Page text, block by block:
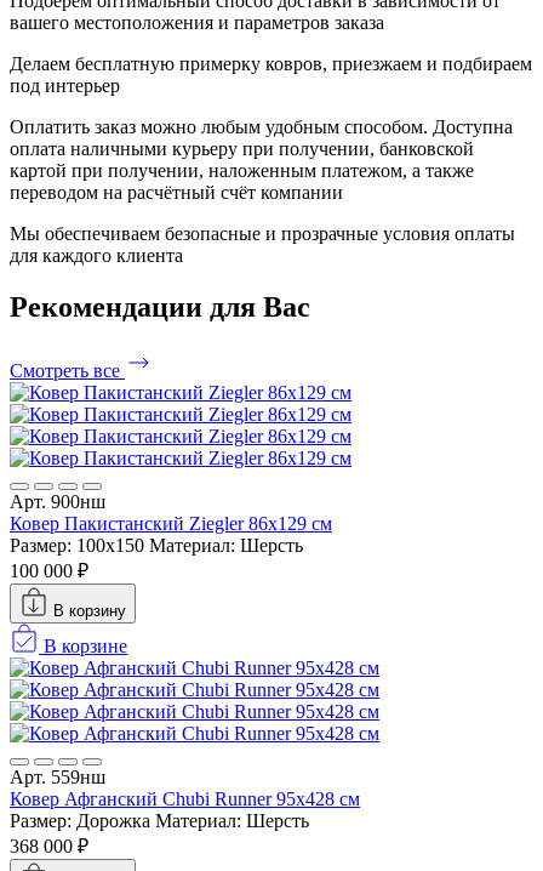
вашего местоположения и параметров заказа
Делаем бесплатную примерку ковров, приезжаем и подбираем
под интерьер
Оплатить заказ можно любым удобным способом. Доступна
оплата наличными курьеру при получении, банковской
картой при получении, наложенным платежом, а также
переводом на расчётный счёт компании
Мы обеспечиваем безопасные и прозрачные условия оплаты
для каждого клиента
Рекомендации для Вас
Смотреть все
Арт. 900нш
Ковер Пакистанский Ziegler 86x129 см
Размер: 100x150 Материал: Шерсть
100 000 ₽
В корзину
В корзине
Арт. 559нш
Ковер Афганский Chubi Runner 95x428 см
Размер: Дорожка Материал: Шерсть
368 000 ₽